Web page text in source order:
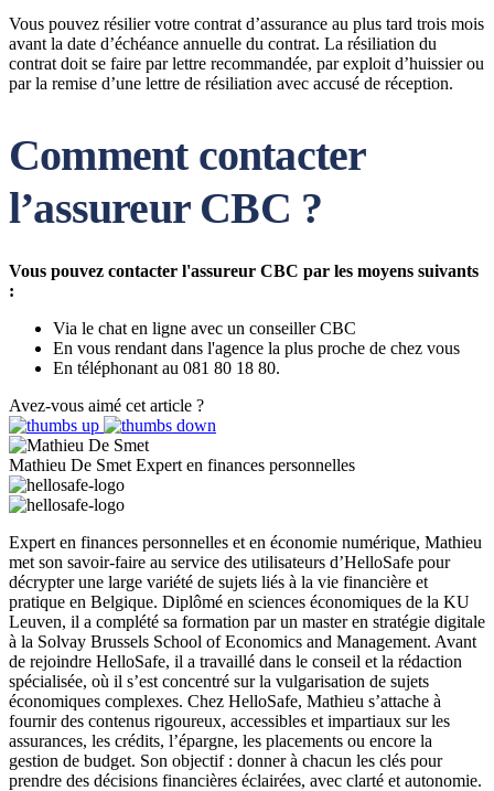
Vous pouvez résilier votre contrat d’assurance au plus tard trois mois
avant la date d’échéance annuelle du contrat. La résiliation du
contrat doit se faire par lettre recommandée, par exploit d’huissier ou
par la remise d’une lettre de résiliation avec accusé de réception.
Comment contacter
l’assureur CBC ?
Vous pouvez contacter l'assureur CBC par les moyens suivants
:
Via le chat en ligne avec un conseiller CBC
En vous rendant dans l'agence la plus proche de chez vous
En téléphonant au 081 80 18 80.
Avez-vous aimé cet article ?
Mathieu De Smet Expert en finances personnelles
Expert en finances personnelles et en économie numérique, Mathieu
met son savoir-faire au service des utilisateurs d’HelloSafe pour
décrypter une large variété de sujets liés à la vie financière et
pratique en Belgique. Diplômé en sciences économiques de la KU
Leuven, il a complété sa formation par un master en stratégie digitale
à la Solvay Brussels School of Economics and Management. Avant
de rejoindre HelloSafe, il a travaillé dans le conseil et la rédaction
spécialisée, où il s’est concentré sur la vulgarisation de sujets
économiques complexes. Chez HelloSafe, Mathieu s’attache à
fournir des contenus rigoureux, accessibles et impartiaux sur les
assurances, les crédits, l’épargne, les placements ou encore la
gestion de budget. Son objectif : donner à chacun les clés pour
prendre des décisions financières éclairées, avec clarté et autonomie.